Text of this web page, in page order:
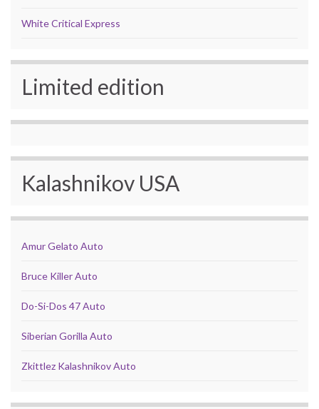
White Critical Express
Limited edition
Kalashnikov USA
Amur Gelato Auto
Bruce Killer Auto
Do-Si-Dos 47 Auto
Siberian Gorilla Auto
Zkittlez Kalashnikov Auto